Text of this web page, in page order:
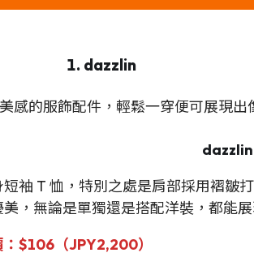
1. dazzlin
感的服飾配件，輕鬆一穿便可展現
dazzlin
袖 T 恤，特別之處是肩部採用褶皺
，無論是單獨還是搭配洋裝，都能
：$106（JPY2,200）